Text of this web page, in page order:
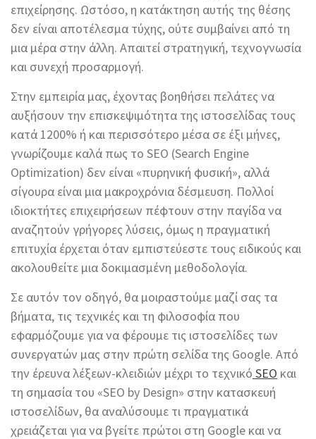
επιχείρησης. Ωστόσο, η κατάκτηση αυτής της θέσης
δεν είναι αποτέλεσμα τύχης, ούτε συμβαίνει από τη
μια μέρα στην άλλη. Απαιτεί στρατηγική, τεχνογνωσία
και συνεχή προσαρμογή.
Στην εμπειρία μας, έχοντας βοηθήσει πελάτες να
αυξήσουν την επισκεψιμότητα της ιστοσελίδας τους
κατά 1200% ή και περισσότερο μέσα σε έξι μήνες,
γνωρίζουμε καλά πως το SEO (Search Engine
Optimization) δεν είναι «πυρηνική φυσική», αλλά
σίγουρα είναι μια μακροχρόνια δέσμευση. Πολλοί
ιδιοκτήτες επιχειρήσεων πέφτουν στην παγίδα να
αναζητούν γρήγορες λύσεις, όμως η πραγματική
επιτυχία έρχεται όταν εμπιστεύεστε τους ειδικούς και
ακολουθείτε μια δοκιμασμένη μεθοδολογία.
Σε αυτόν τον οδηγό, θα μοιραστούμε μαζί σας τα
βήματα, τις τεχνικές και τη φιλοσοφία που
εφαρμόζουμε για να φέρουμε τις ιστοσελίδες των
συνεργατών μας στην πρώτη σελίδα της Google. Από
την έρευνα λέξεων-κλειδιών μέχρι το τεχνικό SEO και
τη σημασία του «SEO by Design» στην κατασκευή
ιστοσελίδων, θα αναλύσουμε τι πραγματικά
χρειάζεται για να βγείτε πρώτοι στη Google και να